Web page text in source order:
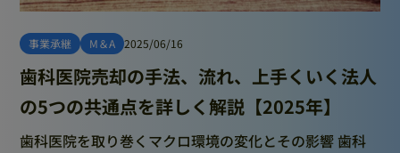
事業承継 M＆A 2025/06/16
歯科医院売却の手法、流れ、上手くいく法人
の5つの共通点を詳しく解説【2025年】
歯科医院を取り巻くマクロ環境の変化とその影響 歯科